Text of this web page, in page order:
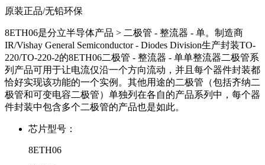
原装正品/无铅环保
8ETH06是分立半导体产品 > 二极管 - 整流器 - 单。制造商
IR/Vishay General Semiconductor - Diodes Division生产封装TO-
220/TO-220-2的8ETH06二极管 - 整流器 - 单单整流器二极管系
列产品可用于让电流仅沿一个方向流动，并且每个器件封装都
恰好实现该功能的一个实例。其他用途的二极管（包括齐纳二
极管和可变电容二极管）单独列在各自的产品系列中，每个器
件封装中包含多个二极管的产品也是如此。
芯片型号：
8ETH06